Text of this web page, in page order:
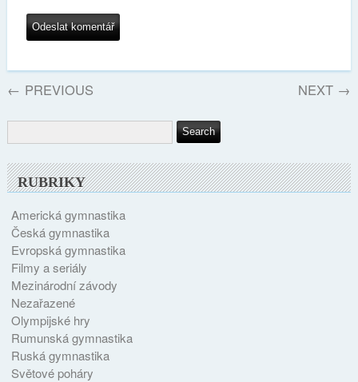
← PREVIOUS NEXT →
RUBRIKY
Americká gymnastika
Česká gymnastika
Evropská gymnastika
Filmy a seriály
Mezinárodní závody
Nezařazené
Olympijské hry
Rumunská gymnastika
Ruská gymnastika
Světové poháry